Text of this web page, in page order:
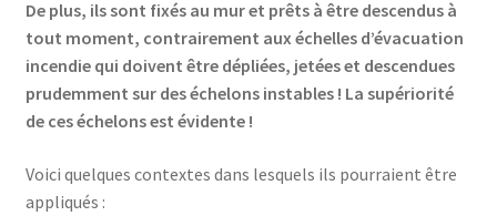
De plus, ils sont fixés au mur et prêts à être descendus à
tout moment, contrairement aux échelles d’évacuation
incendie qui doivent être dépliées, jetées et descendues
prudemment sur des échelons instables ! La supériorité
de ces échelons est évidente !
Voici quelques contextes dans lesquels ils pourraient être
appliqués :